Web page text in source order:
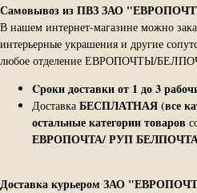
Самовывоз из ПВЗ ЗАО
В нашем интернет-магазине можно
интерьерные украшения и другие
любое отделение ЕВРОПОЧТЫ/
Cроки доставки от 1 до 3
Доставка БЕСПЛАТНАЯ (все
остальные категории товаров
ЕВРОПОЧТА/ РУП
Доставка курьером ЗАО